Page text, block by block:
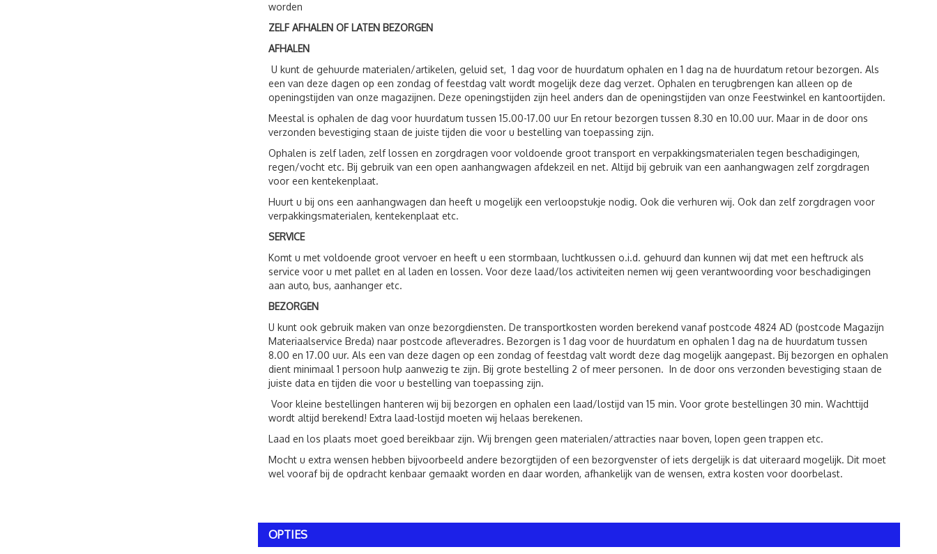
worden
ZELF AFHALEN OF LATEN BEZORGEN
AFHALEN
U kunt de gehuurde materialen/artikelen, geluid set, 1 dag voor de huurdatum ophalen en 1 dag na de huurdatum retour bezorgen. Als
een van deze dagen op een zondag of feestdag valt wordt mogelijk deze dag verzet. Ophalen en terugbrengen kan alleen op de
openingstijden van onze magazijnen. Deze openingstijden zijn heel anders dan de openingstijden van onze Feestwinkel en kantoortijden.
Meestal is ophalen de dag voor huurdatum tussen 15.00-17.00 uur En retour bezorgen tussen 8.30 en 10.00 uur. Maar in de door ons
verzonden bevestiging staan de juiste tijden die voor u bestelling van toepassing zijn.
Ophalen is zelf laden, zelf lossen en zorgdragen voor voldoende groot transport en verpakkingsmaterialen tegen beschadigingen,
regen/vocht etc. Bij gebruik van een open aanhangwagen afdekzeil en net. Altijd bij gebruik van een aanhangwagen zelf zorgdragen
voor een kentekenplaat.
Huurt u bij ons een aanhangwagen dan heeft u mogelijk een verloopstukje nodig. Ook die verhuren wij. Ook dan zelf zorgdragen voor
verpakkingsmaterialen, kentekenplaat etc.
SERVICE
Komt u met voldoende groot vervoer en heeft u een stormbaan, luchtkussen o.i.d. gehuurd dan kunnen wij dat met een heftruck als
service voor u met pallet en al laden en lossen. Voor deze laad/los activiteiten nemen wij geen verantwoording voor beschadigingen
aan auto, bus, aanhanger etc.
BEZORGEN
U kunt ook gebruik maken van onze bezorgdiensten. De transportkosten worden berekend vanaf postcode 4824 AD (postcode Magazijn
Materiaalservice Breda) naar postcode afleveradres. Bezorgen is 1 dag voor de huurdatum en ophalen 1 dag na de huurdatum tussen
8.00 en 17.00 uur. Als een van deze dagen op een zondag of feestdag valt wordt deze dag mogelijk aangepast. Bij bezorgen en ophalen
dient minimaal 1 persoon hulp aanwezig te zijn. Bij grote bestelling 2 of meer personen. In de door ons verzonden bevestiging staan de
juiste data en tijden die voor u bestelling van toepassing zijn.
Voor kleine bestellingen hanteren wij bij bezorgen en ophalen een laad/lostijd van 15 min. Voor grote bestellingen 30 min. Wachttijd
wordt altijd berekend! Extra laad-lostijd moeten wij helaas berekenen.
Laad en los plaats moet goed bereikbaar zijn. Wij brengen geen materialen/attracties naar boven, lopen geen trappen etc.
Mocht u extra wensen hebben bijvoorbeeld andere bezorgtijden of een bezorgvenster of iets dergelijk is dat uiteraard mogelijk. Dit moet
wel vooraf bij de opdracht kenbaar gemaakt worden en daar worden, afhankelijk van de wensen, extra kosten voor doorbelast.
OPTIES